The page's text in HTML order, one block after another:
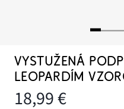
VYSTUŽENÁ
LEOPARDÍM
18,99 €